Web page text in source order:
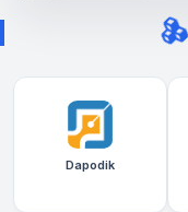
Dapodik